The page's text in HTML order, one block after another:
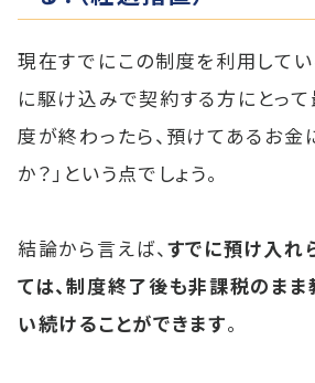
現在すでにこの制度を利用してい
に駆け込みで契約する方にとって
度が終わったら、預けてあるお金
か？」という点でしょう。
結論から言えば、すでに預け入れ
ては、制度終了後も非課税のま
い続けることができます。